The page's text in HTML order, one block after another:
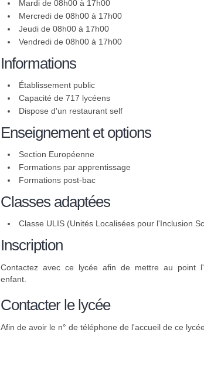
Mardi de 08h00 à 17h00
Mercredi de 08h00 à 17h00
Jeudi de 08h00 à 17h00
Vendredi de 08h00 à 17h00
Informations
Établissement public
Capacité de 717 lycéens
Dispose d'un restaurant self
Enseignement et options
Section Européenne
Formations par apprentissage
Formations post-bac
Classes adaptées
Classe ULIS (Unités Localisées pour l'Inclusion
Inscription
Contactez avec ce lycée afin de mettre au point
enfant.
Contacter le lycée
Afin de avoir le n° de téléphone de l'accueil de ce